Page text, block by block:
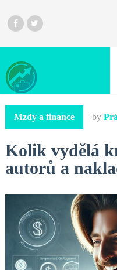
Mzdy a finance by
Kolik vydělá
autorů a